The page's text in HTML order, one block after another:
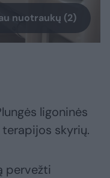
nuotraukų (2)
ligoninės
skyrių.
pervežti